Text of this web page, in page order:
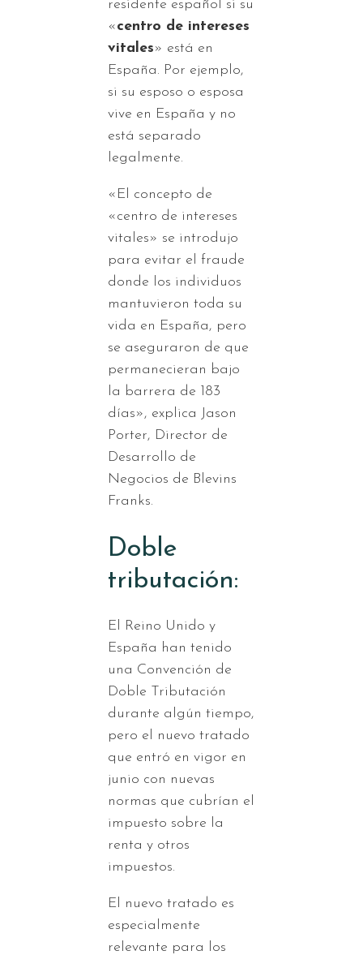
residente español si su
«centro de intereses
vitales» está en
España. Por ejemplo,
si su esposo o esposa
vive en España y no
está separado
legalmente.
«El concepto de
«centro de intereses
vitales» se introdujo
para evitar el fraude
donde los individuos
mantuvieron toda su
vida en España, pero
se aseguraron de que
permanecieran bajo
la barrera de 183
días», explica Jason
Porter, Director de
Desarrollo de
Negocios de Blevins
Franks.
Doble
tributación:
El Reino Unido y
España han tenido
una Convención de
Doble Tributación
durante algún tiempo,
pero el nuevo tratado
que entró en vigor en
junio con nuevas
normas que cubrían el
impuesto sobre la
renta y otros
impuestos.
El nuevo tratado es
especialmente
relevante para los